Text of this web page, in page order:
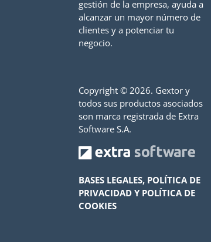
gestión de la empresa, ayuda a
alcanzar un mayor número de
clientes y a potenciar tu
negocio.
Copyright © 2026. Gextor y
todos sus productos asociados
son marca registrada de Extra
Software S.A.
BASES LEGALES, POLÍTICA DE
PRIVACIDAD Y POLÍTICA DE
COOKIES